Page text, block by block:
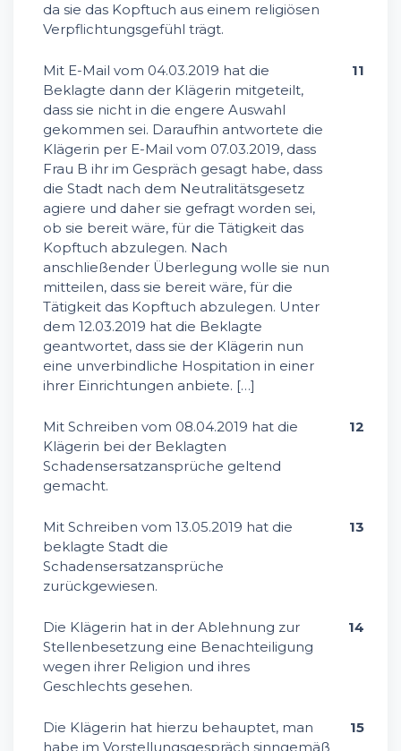
da sie das Kopftuch aus einem religiösen
Verpflichtungsgefühl trägt.
Mit E-Mail vom 04.03.2019 hat die
Beklagte dann der Klägerin mitgeteilt,
dass sie nicht in die engere Auswahl
gekommen sei. Daraufhin antwortete die
Klägerin per E-Mail vom 07.03.2019, dass
Frau B ihr im Gespräch gesagt habe, dass
die Stadt nach dem Neutralitätsgesetz
agiere und daher sie gefragt worden sei,
ob sie bereit wäre, für die Tätigkeit das
Kopftuch abzulegen. Nach
anschließender Überlegung wolle sie nun
mitteilen, dass sie bereit wäre, für die
Tätigkeit das Kopftuch abzulegen. Unter
dem 12.03.2019 hat die Beklagte
geantwortet, dass sie der Klägerin nun
eine unverbindliche Hospitation in einer
ihrer Einrichtungen anbiete. […]
11
Mit Schreiben vom 08.04.2019 hat die
Klägerin bei der Beklagten
Schadensersatzansprüche geltend
gemacht.
12
Mit Schreiben vom 13.05.2019 hat die
beklagte Stadt die
Schadensersatzansprüche
zurückgewiesen.
13
Die Klägerin hat in der Ablehnung zur
Stellenbesetzung eine Benachteiligung
wegen ihrer Religion und ihres
Geschlechts gesehen.
14
Die Klägerin hat hierzu behauptet, man
habe im Vorstellungsgespräch sinngemäß
15